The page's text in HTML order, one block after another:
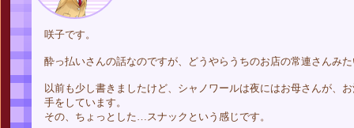
咲子です。
酔っ払いさんの話なのですが、どうやらうちのお店の常連さんみ
以前も少し書きましたけど、シャノワールは夜にはお母さんが、
手をしています。
その、ちょっとした…スナックという感じです。